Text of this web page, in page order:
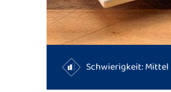
Schwierigkeit: Mittel